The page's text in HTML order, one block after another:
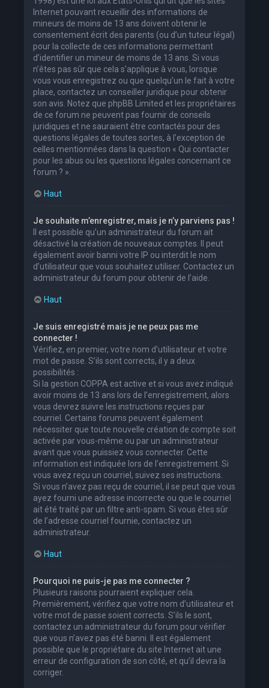
Internet pouvant recueillir des informations de
mineurs de moins de 13 ans doivent obtenir le
consentement écrit des parents (ou d’un tuteur légal)
pour la collecte de ces informations permettant
d’identifier un mineur de moins de 13 ans. Si vous
n’êtes pas sûr que cela s’applique à vous, lorsque
vous vous enregistrez ou que quelqu’un le fait à votre
place, contactez un conseiller juridique pour obtenir
son avis. Notez que phpBB Limited et les propriétaires
de ce forum ne peuvent pas fournir de conseils
juridiques et ne sauraient être contactés pour des
questions légales de toutes sortes, à l’exception de
celles mentionnées dans la question « Qui contacter
pour les abus ou les questions légales concernant ce
forum ? ».
Haut
Je souhaite m’enregistrer, mais je n’y parviens pas !
Il est possible qu’un administrateur du forum ait
désactivé la création de nouveaux comptes. Il peut
également avoir banni votre IP ou interdit le nom
d’utilisateur que vous souhaitez utiliser. Contactez un
administrateur du forum pour obtenir de l’aide.
Haut
Je suis enregistré mais je ne peux pas me
connecter !
Vérifiez, en premier, votre nom d’utilisateur et votre
mot de passe. S’ils sont corrects, il y a deux
possibilités :
Si la gestion COPPA est active et si vous avez indiqué
avoir moins de 13 ans lors de l’enregistrement, alors
vous devrez suivre les instructions reçues par
courriel. Certains forums peuvent également
nécessiter que toute nouvelle création de compte soit
activée par vous-même ou par un administrateur
avant que vous puissiez vous connecter. Cette
information est indiquée lors de l’enregistrement. Si
vous avez reçu un courriel, suivez ses instructions.
Si vous n’avez pas reçu de courriel, il se peut que vous
ayez fourni une adresse incorrecte ou que le courriel
ait été traité par un filtre anti-spam. Si vous êtes sûr
de l’adresse courriel fournie, contactez un
administrateur.
Haut
Pourquoi ne puis-je pas me connecter ?
Plusieurs raisons pourraient expliquer cela.
Premièrement, vérifiez que votre nom d’utilisateur et
votre mot de passe soient corrects. S’ils le sont,
contactez un administrateur du forum pour vérifier
que vous n’avez pas été banni. Il est également
possible que le propriétaire du site Internet ait une
erreur de configuration de son côté, et qu’il devra la
corriger.